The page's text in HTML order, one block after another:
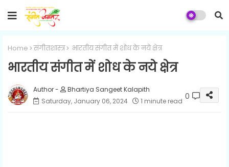
Home संगीतशास्त्र भारतीय संगीत में शोध के नये क्षेत्र
भारतीय संगीत में शोध के नये क्षेत्र
Bhartiya Sangeet Kalapith
Saturday, January 06, 2024
1 minute read 0